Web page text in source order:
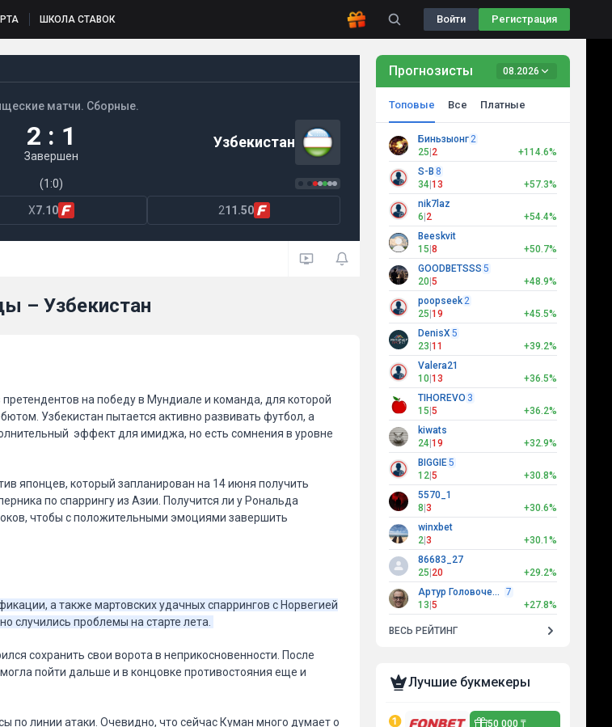
ШКОЛА СТАВОК Войти Регистрация
матчи. Сборные.
2 : 1
Завершен
Узбекистан
(1:0)
X7.10 211.50
– Узбекистан
на победу в Мундиале и команда, для которой
Узбекистан пытается активно развивать футбол, а
эффект для имиджа, но есть сомнения в уровне
японцев, который запланирован на 14 июня получить
по спаррингу из Азии. Получится ли у Рональда
чтобы с положительными эмоциями завершить
а также мартовских удачных спаррингов с Норвегией
случились проблемы на старте лета.
сохранить свои ворота в неприкосновенности. После
пойти дальше и в концовке противостояния еще и
по линии атаки. Очевидно, что сейчас Куман много думает о
Прогнозисты 08.2026
Топовые Все Платные
Биньзыонг 2
25 2
+114.6%
S-B 8
34 13
+57.3%
nik7laz
6 2
+54.4%
Beeskvit
15 8
+50.7%
GOODBETSSS 5
20 5
+48.9%
poopseek 2
25 19
+45.5%
DenisX5
23 11
+39.2%
Valera21
10 13
+36.5%
TIHOREVO 3
15 5
+36.2%
kiwats
24 19
+32.9%
BIGGIE5
12 5
+30.8%
5570_1
8 3
+30.6%
winxbet
2 3
+30.1%
86683_27
25 20
+29.2%
Артур Головочесов
7
13 5 +27.8%
ВЕСЬ РЕЙТИНГ
Лучшие букмекеры
50 000 ₸